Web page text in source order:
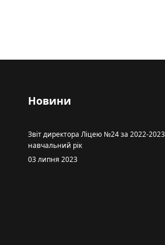
Новини
Звіт директора Ліцею №24 за 2022-2023
навчальний рік
03 липня 2023